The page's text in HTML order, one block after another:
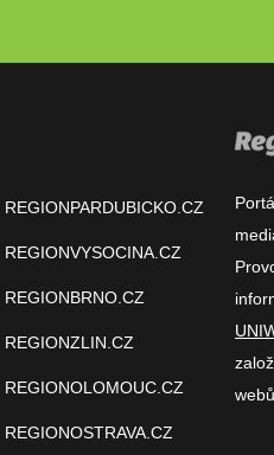
REGIONPARDUBICKO.CZ
REGIONVYSOCINA.CZ
REGIONBRNO.CZ
REGIONZLIN.CZ
REGIONOLOMOUC.CZ
REGIONOSTRAVA.CZ